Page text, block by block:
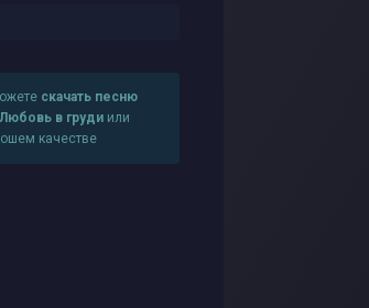
скачать песню
в груди или
качестве